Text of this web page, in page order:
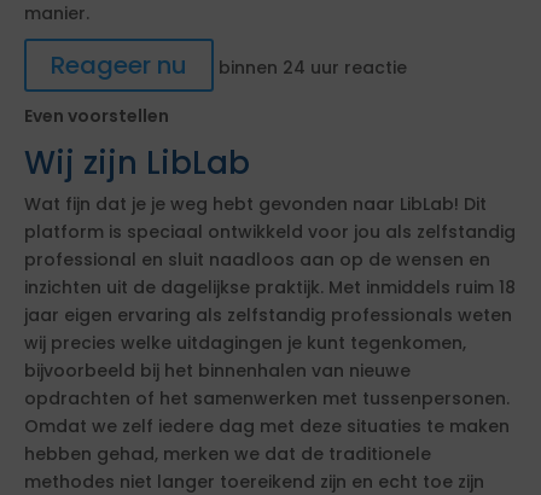
manier.
Reageer nu
binnen 24 uur reactie
Even voorstellen
Wij zijn LibLab
Wat fijn dat je je weg hebt gevonden naar LibLab! Dit
platform is speciaal ontwikkeld voor jou als zelfstandig
professional en sluit naadloos aan op de wensen en
inzichten uit de dagelijkse praktijk. Met inmiddels ruim 18
jaar eigen ervaring als zelfstandig professionals weten
wij precies welke uitdagingen je kunt tegenkomen,
bijvoorbeeld bij het binnenhalen van nieuwe
opdrachten of het samenwerken met tussenpersonen.
Omdat we zelf iedere dag met deze situaties te maken
hebben gehad, merken we dat de traditionele
methodes niet langer toereikend zijn en echt toe zijn